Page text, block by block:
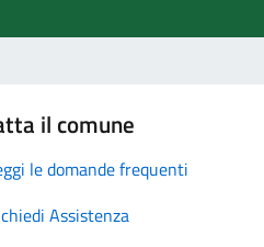
il comune
le domande frequenti
Assistenza